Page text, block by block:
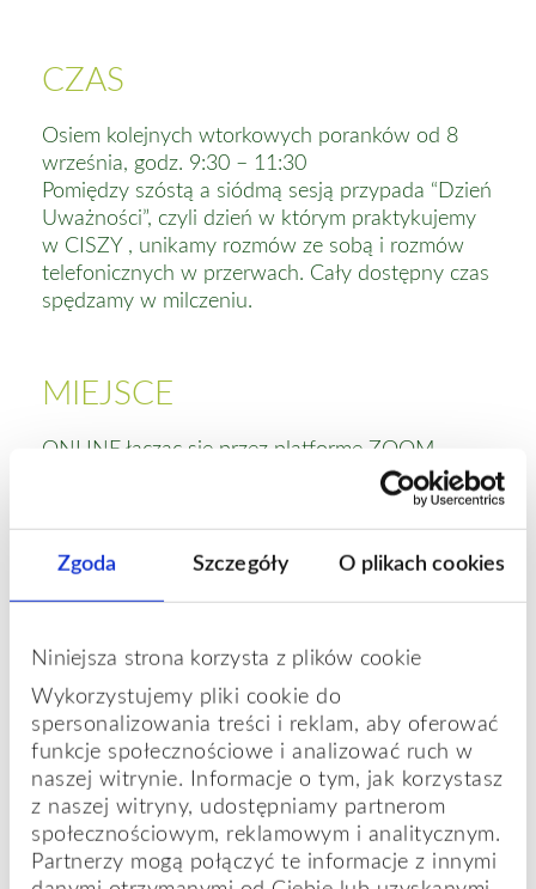
Zgoda Szczegóły O plikach cookies
Niniejsza strona korzysta z plików cookie
Wykorzystujemy pliki cookie do
spersonalizowania treści i reklam, aby oferować
funkcje społecznościowe i analizować ruch w
naszej witrynie. Informacje o tym, jak korzystasz
z naszej witryny, udostępniamy partnerom
społecznościowym, reklamowym i analitycznym.
Partnerzy mogą połączyć te informacje z innymi
CZAS
Osiem kolejnych wtorkowych poranków od 8
września, godz. 9:30 – 11:30
Pomiędzy szóstą a siódmą sesją przypada “Dzień
Uważności”, czyli dzień w którym praktykujemy
w CISZY , unikamy rozmów ze sobą i rozmów
telefonicznych w przerwach. Cały dostępny czas
spędzamy w milczeniu.
MIEJSCE
ONLINE łącząc się przez platformę ZOOM.
Krystyna Rybińska | nauczycielka i superwizorka
Poznawczej Opartej na Uważności (Mindfulness
(Mindfulness: Finding Peace in a Frantic World)
certyfikowana przez Oxford Mindfulness Centre
przy Wydziale Psychiatrii Uniwersytetu w
Oksfordzie, oraz 8 tyg. kursów Życia Opartego
na Uważności (Mindfulness Based Living Course
– MBLC) certyfikowana przez Mindfulness
Association. Pierwsza w Polsce nauczycielka